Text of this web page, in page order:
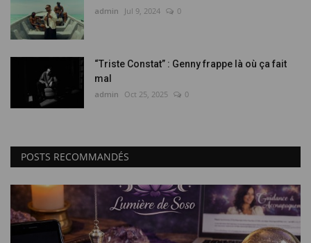
admin Jul 9, 2024 0
“Triste Constat” : Genny frappe là où ça fait
mal
admin Oct 25, 2025 0
POSTS RECOMMANDÉS